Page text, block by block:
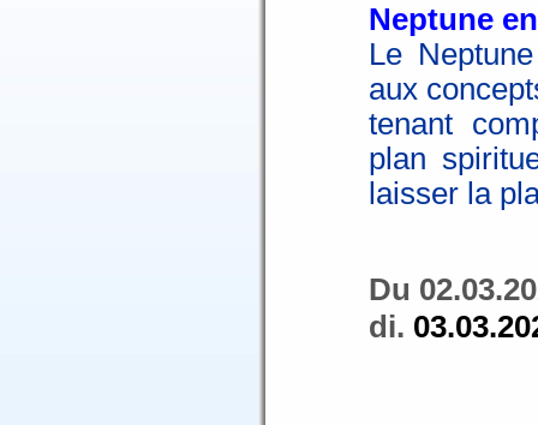
Neptune
Le
aux
tenant
plan
laisser la
Du
di.